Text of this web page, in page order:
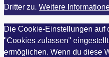
Dritter zu. Weitere
Die Cookie-Einstellungen auf
"Cookies zulassen"
ermöglichen. Wenn du diese